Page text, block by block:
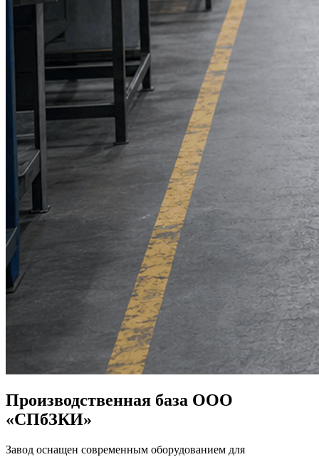
Производственная база ООО
«СПбЗКИ»
Завод оснащен современным оборудованием для